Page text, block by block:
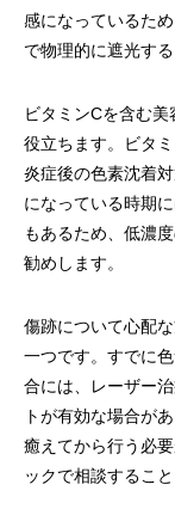
感になっているた
で物理的に遮光す
ビタミンCを含む
役立ちます。ビタ
炎症後の色素沈着
になっている時期
もあるため、低濃
勧めします。
傷跡について心配
一つです。すでに
合には、レーザー
トが有効な場合が
癒えてから行う必
ックで相談するこ